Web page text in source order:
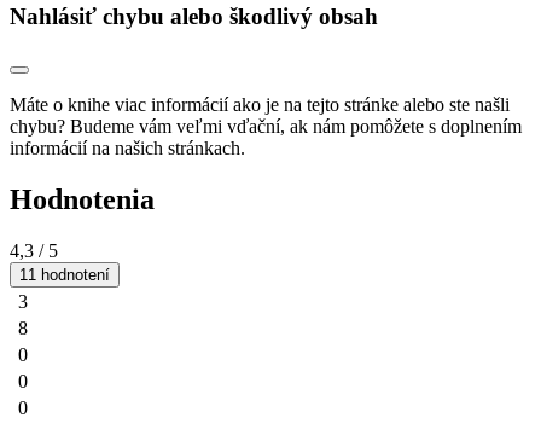
Nahlásiť chybu alebo škodlivý obsah
Máte o knihe viac informácií ako je na tejto stránke alebo ste našli
chybu? Budeme vám veľmi vďační, ak nám pomôžete s doplnením
informácií na našich stránkach.
Hodnotenia
4,3 / 5
11 hodnotení
3
8
0
0
0